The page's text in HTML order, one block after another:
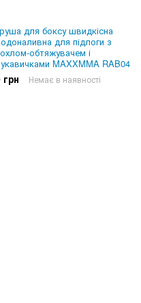
для боксу швидкісна
для підлоги з
обтяжувачем і
MAXXMMA RAB04
грн Немає в наявності